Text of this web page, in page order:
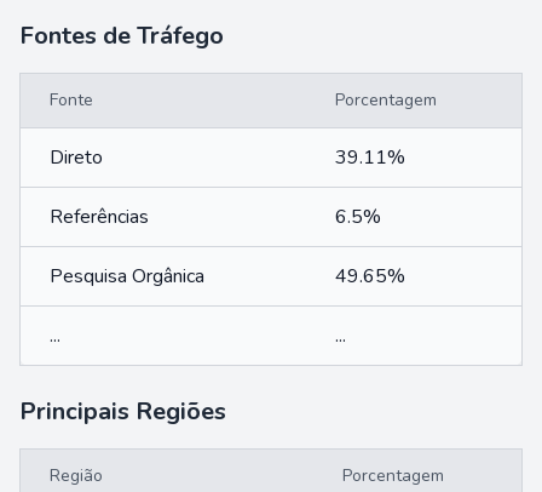
Fontes de Tráfego
Fonte Porcentagem
Direto 39.11%
Referências 6.5%
Pesquisa Orgânica 49.65%
... ...
Principais Regiões
Região Porcentagem